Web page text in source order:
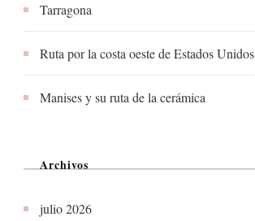
Tarragona
Ruta por la costa oeste de Estados Unidos
Manises y su ruta de la cerámica
Archivos
julio 2026